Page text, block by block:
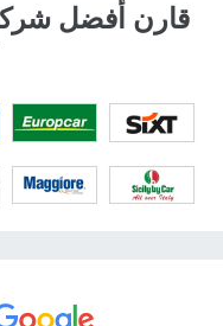
قارن أفضل